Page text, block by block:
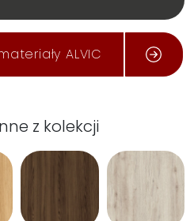
ALVIC
z kolekcji